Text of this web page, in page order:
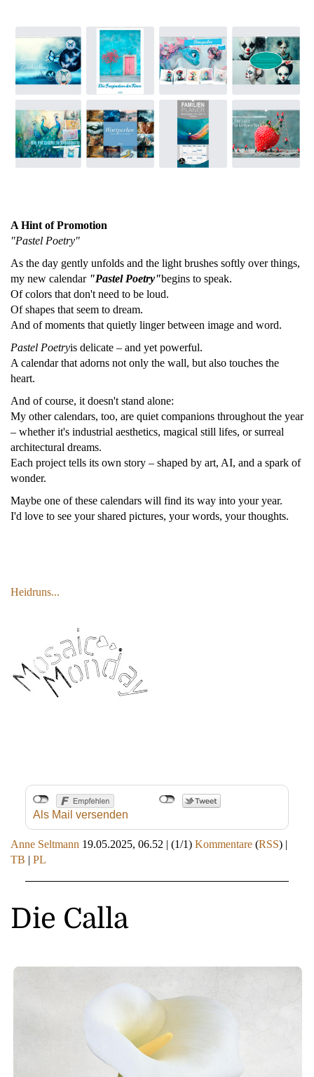
A Hint of Promotion
"Pastel Poetry"
As the day gently unfolds and the light brushes softly over things,
my new calendar "Pastel Poetry"begins to speak.
Of colors that don't need to be loud.
Of shapes that seem to dream.
And of moments that quietly linger between image and word.
Pastel Poetryis delicate – and yet powerful.
A calendar that adorns not only the wall, but also touches the
heart.
And of course, it doesn't stand alone:
My other calendars, too, are quiet companions throughout the year
– whether it's industrial aesthetics, magical still lifes, or surreal
architectural dreams.
Each project tells its own story – shaped by art, AI, and a spark of
wonder.
Maybe one of these calendars will find its way into your year.
I'd love to see your shared pictures, your words, your thoughts.
Heidruns...
Als Mail versenden
Anne Seltmann 19.05.2025, 06.52 | (1/1) Kommentare (RSS) |
TB | PL
Die Calla